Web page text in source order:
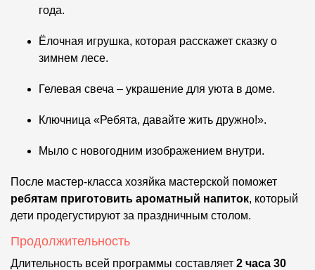
года.
Ёлочная игрушка, которая расскажет сказку о
зимнем лесе.
Гелевая свеча – украшение для уюта в доме.
Ключница «Ребята, давайте жить дружно!».
Мыло с новогодним изображением внутри.
После мастер-класса хозяйка мастерской поможет
ребятам приготовить ароматный напиток, который
дети продегустируют за праздничным столом.
Продолжительность
Длительность всей программы составляет 2 часа 30